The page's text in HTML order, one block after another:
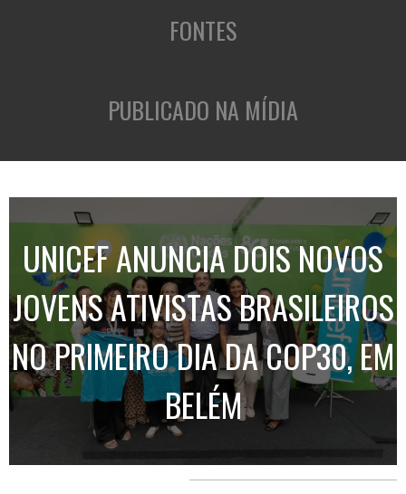
FONTES
PUBLICADO NA MÍDIA
UNICEF ANUNCIA DOIS NOVOS
JOVENS ATIVISTAS BRASILEIROS
NO PRIMEIRO DIA DA COP30, EM
BELÉM